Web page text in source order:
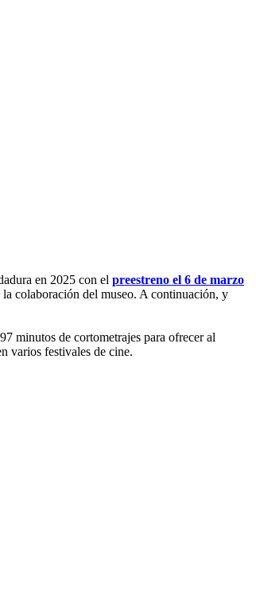
en 2025 con el preestreno el 6 de marzo
la colaboración del museo. A continuación, y
minutos de cortometrajes para ofrecer al
varios festivales de cine.